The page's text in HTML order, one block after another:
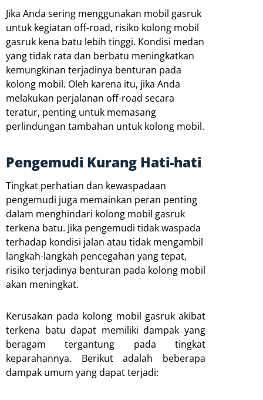
Jika Anda sering menggunakan mobil gasruk
untuk kegiatan off-road, risiko kolong mobil
gasruk kena batu lebih tinggi. Kondisi medan
yang tidak rata dan berbatu meningkatkan
kemungkinan terjadinya benturan pada
kolong mobil. Oleh karena itu, jika Anda
melakukan perjalanan off-road secara
teratur, penting untuk memasang
perlindungan tambahan untuk kolong mobil.
Pengemudi Kurang Hati-hati
Tingkat perhatian dan kewaspadaan
pengemudi juga memainkan peran penting
dalam menghindari kolong mobil gasruk
terkena batu. Jika pengemudi tidak waspada
terhadap kondisi jalan atau tidak mengambil
langkah-langkah pencegahan yang tepat,
risiko terjadinya benturan pada kolong mobil
akan meningkat.
Kerusakan pada kolong mobil gasruk akibat
terkena batu dapat memiliki dampak yang
beragam tergantung pada tingkat
keparahannya. Berikut adalah beberapa
dampak umum yang dapat terjadi: